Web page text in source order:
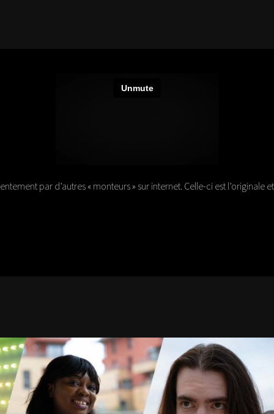
par d’autres « monteurs » sur internet. Celle-ci est l’originale